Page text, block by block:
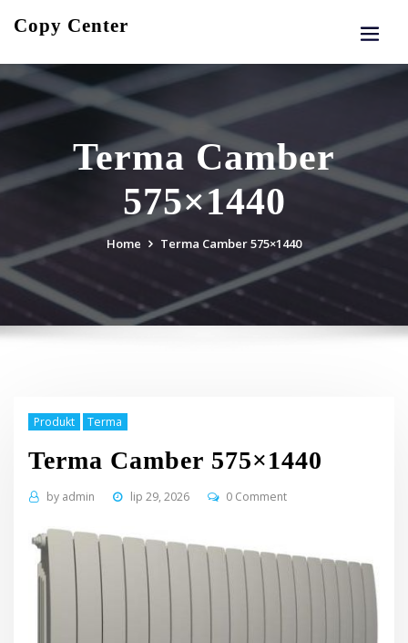
Copy Center
Terma Camber
575×1440
Home Terma Camber 575×1440
Produkt Terma
Terma Camber 575×1440
by admin lip 29, 2026 0 Comment